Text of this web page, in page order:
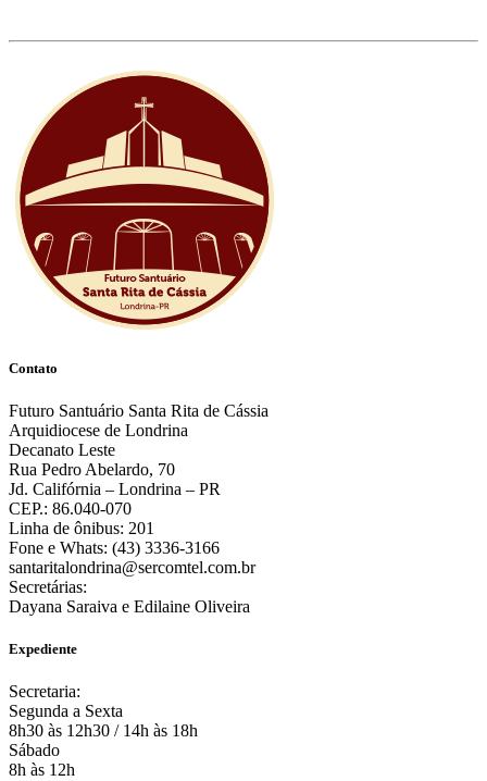
Contato
Futuro Santuário Santa Rita de Cássia
Arquidiocese de Londrina
Decanato Leste
Rua Pedro Abelardo, 70
Jd. Califórnia – Londrina – PR
CEP.: 86.040-070
Linha de ônibus: 201
Fone e Whats: (43) 3336-3166
santaritalondrina@sercomtel.com.br
Secretárias:
Dayana Saraiva e Edilaine Oliveira
Expediente
Secretaria:
Segunda a Sexta
8h30 às 12h30 / 14h às 18h
Sábado
8h às 12h